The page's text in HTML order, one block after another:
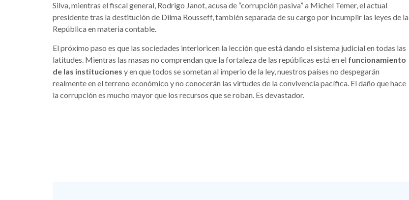
Silva, mientras el fiscal general, Rodrigo Janot, acusa de “corrupción pasiva” a Michel Temer, el actual
presidente tras la destitución de Dilma Rousseff, también separada de su cargo por incumplir las leyes de la
República en materia contable.
El próximo paso es que las sociedades interioricen la lección que está dando el sistema judicial en todas las
latitudes. Mientras las masas no comprendan que la fortaleza de las repúblicas está en el funcionamiento
de las instituciones y en que todos se sometan al imperio de la ley, nuestros países no despegarán
realmente en el terreno económico y no conocerán las virtudes de la convivencia pacífica. El daño que hace
la corrupción es mucho mayor que los recursos que se roban. Es devastador.